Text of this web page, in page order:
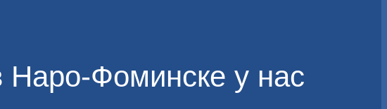
Наро-Фоминске у нас